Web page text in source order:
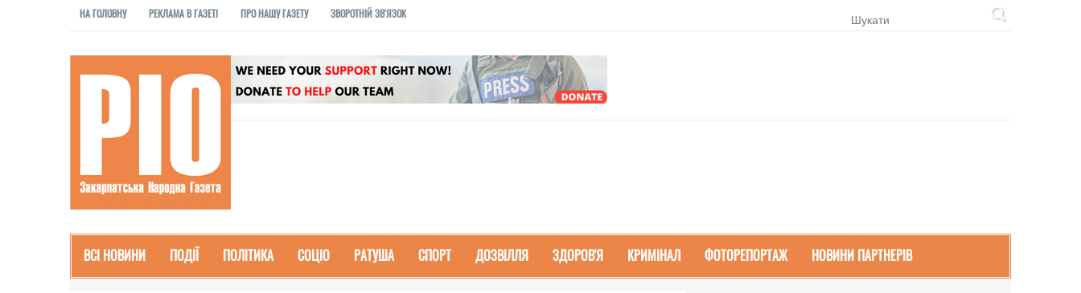
НА ГОЛОВНУ РЕКЛАМА В ГАЗЕТІ ПРО НАШУ ГАЗЕТУ ЗВОРОТНІЙ ЗВ'ЯЗОК
ВСІ НОВИНИ ПОДІЇ ПОЛІТИКА СОЦІО РАТУША СПОРТ ДОЗВІЛЛЯ ЗДОРОВ'Я КРИМІНАЛ ФОТОРЕПОРТАЖ НОВИНИ ПАРТНЕРІВ